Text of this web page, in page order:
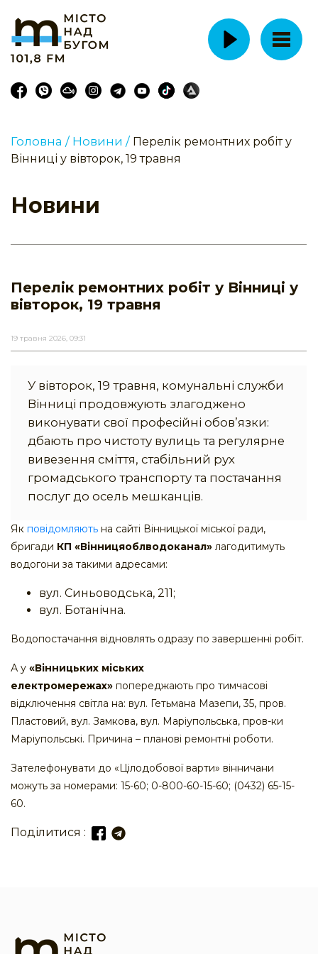
Головна / Новини / Перелік ремонтних робіт у
Вінниці у вівторок, 19 травня
Новини
Перелік ремонтних робіт у Вінниці у
вівторок, 19 травня
19 травня 2026, 09:31
У вівторок, 19 травня, комунальні служби
Вінниці продовжують злагоджено
виконувати свої професійні обов’язки:
дбають про чистоту вулиць та регулярне
вивезення сміття, стабільний рух
громадського транспорту та постачання
послуг до осель мешканців.
Як повідомляють на сайті Вінницької міської ради,
бригади КП «Вінницяоблводоканал» лагодитимуть
водогони за такими адресами:
вул. Синьоводська, 211;
вул. Ботанічна.
Водопостачання відновлять одразу по завершенні робіт.
А у «Вінницьких міських
електромережах» попереджають про тимчасові
відключення світла на: вул. Гетьмана Мазепи, 35, пров.
Пластовий, вул. Замкова, вул. Маріупольська, пров-ки
Маріупольські. Причина – планові ремонтні роботи.
Зателефонувати до «Цілодобової варти» вінничани
можуть за номерами: 15-60; 0-800-60-15-60; (0432) 65-15-
60.
Поділитися :